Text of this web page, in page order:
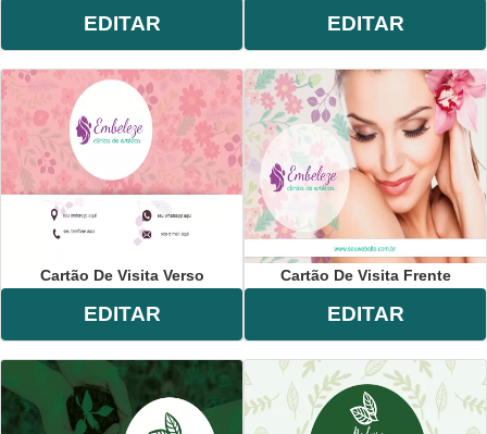
EDITAR EDITAR
Cartão De Visita Verso
EDITAR
Cartão De Visita Frente
EDITAR